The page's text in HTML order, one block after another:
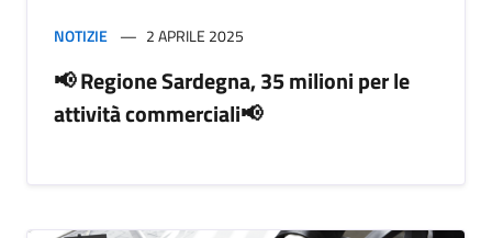
NOTIZIE 2 APRILE 2025
📢 Regione Sardegna, 35 milioni per le
attività commerciali📢